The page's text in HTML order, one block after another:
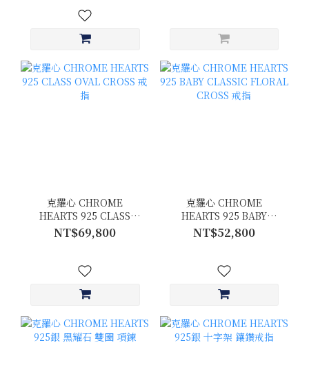
克羅心 CHROME
HEARTS 925 CLASS
OVAL CROSS 戒指
NT$69,800
克羅心 CHROME
HEARTS 925 BABY
CLASSIC FLORAL
CROSS 戒指
NT$52,800